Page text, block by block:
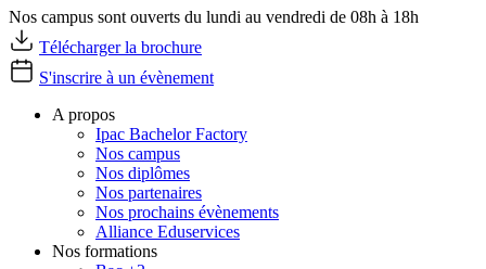
Nos campus sont ouverts du lundi au vendredi de 08h à 18h
Télécharger la brochure
S'inscrire à un évènement
A propos
Ipac Bachelor Factory
Nos campus
Nos diplômes
Nos partenaires
Nos prochains évènements
Alliance Eduservices
Nos formations